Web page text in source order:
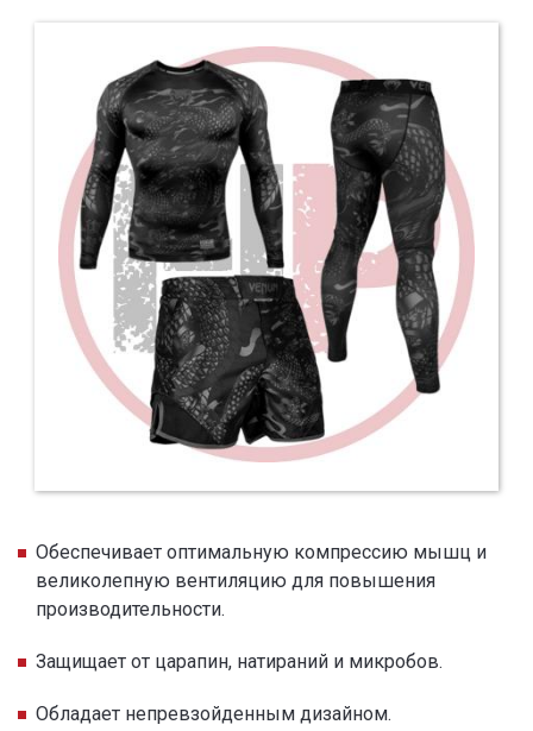
Обеспечивает оптимальную компрессию мышц и
великолепную вентиляцию для повышения
производительности.
Защищает от царапин, натираний и микробов.
Обладает непревзойденным дизайном.